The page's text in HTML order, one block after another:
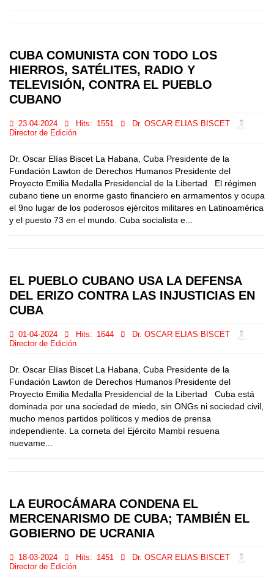
CUBA COMUNISTA CON TODO LOS
HIERROS, SATÉLITES, RADIO Y
TELEVISIÓN, CONTRA EL PUEBLO
CUBANO
23-04-2024 Hits: 1551
Dr. OSCAR ELIAS BISCET
Director de Edición
Dr. Oscar Elías Biscet La Habana, Cuba Presidente de la
Fundación Lawton de Derechos Humanos Presidente del
Proyecto Emilia Medalla Presidencial de la Libertad El régimen
cubano tiene un enorme gasto financiero en armamentos y ocupa
el 9no lugar de los poderosos ejércitos militares en Latinoamérica
y el puesto 73 en el mundo. Cuba socialista e...
EL PUEBLO CUBANO USA LA DEFENSA
DEL ERIZO CONTRA LAS INJUSTICIAS EN
CUBA
01-04-2024 Hits: 1644
Dr. OSCAR ELIAS BISCET
Director de Edición
Dr. Oscar Elías Biscet La Habana, Cuba Presidente de la
Fundación Lawton de Derechos Humanos Presidente del
Proyecto Emilia Medalla Presidencial de la Libertad Cuba está
dominada por una sociedad de miedo, sin ONGs ni sociedad civil,
mucho menos partidos políticos y medios de prensa
independiente. La corneta del Ejército Mambí resuena
nuevame...
LA EUROCÁMARA CONDENA EL
MERCENARISMO DE CUBA; TAMBIÉN EL
GOBIERNO DE UCRANIA
18-03-2024 Hits: 1451
Dr. OSCAR ELIAS BISCET
Director de Edición